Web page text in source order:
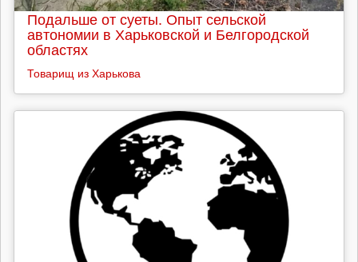
Подальше от суеты. Опыт сельской
автономии в Харьковской и Белгородской
областях
Товарищ из Харькова